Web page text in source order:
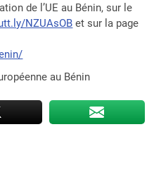
de l’UE au Bénin, sur le
NZUAsOB et sur la page
au Bénin